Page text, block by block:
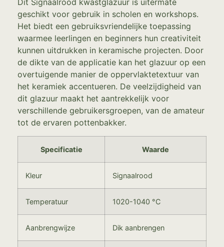
Dit Signaalrood kwastglazuur is uitermate
geschikt voor gebruik in scholen en workshops.
Het biedt een gebruiksvriendelijke toepassing
waarmee leerlingen en beginners hun creativiteit
kunnen uitdrukken in keramische projecten. Door
de dikte van de applicatie kan het glazuur op een
overtuigende manier de oppervlaktetextuur van
het keramiek accentueren. De veelzijdigheid van
dit glazuur maakt het aantrekkelijk voor
verschillende gebruikersgroepen, van de amateur
tot de ervaren pottenbakker.
Specificatie Waarde
Kleur Signaalrood
Temperatuur 1020-1040 °C
Aanbrengwijze Dik aanbrengen